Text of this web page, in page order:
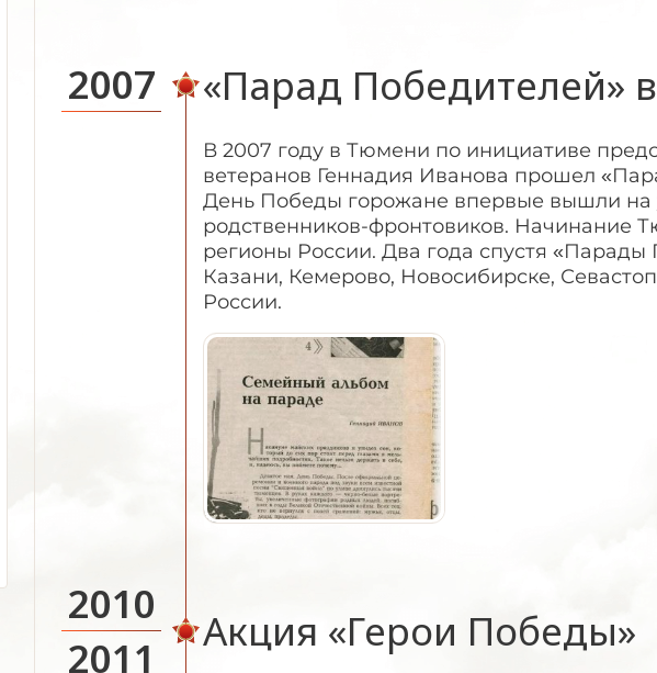
2007 «Парад Победителей»
В 2007 году в Тюмени по инициативе
ветеранов Геннадия Иванова прошел
День Победы горожане впервые вышли на
родственников-фронтовиков. Начинание
регионы России. Два года спустя «Парады
Казани, Кемерово, Новосибирске,
России.
2010
2011
Акция «Герои Победы»